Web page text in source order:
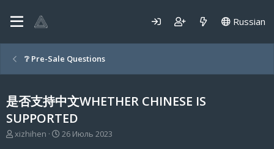
Russian
❔ Pre-Sale Questions
是否支持中文WHETHER CHINESE IS
SUPPORTED
А
xizhihen
Д
26 Июль 2023